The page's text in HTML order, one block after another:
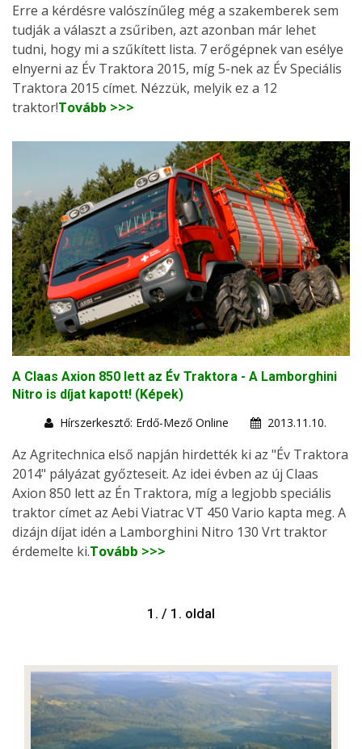
Erre a kérdésre valószínűleg még a szakemberek sem
tudják a választ a zsűriben, azt azonban már lehet
tudni, hogy mi a szűkített lista. 7 erőgépnek van esélye
elnyerni az Év Traktora 2015, míg 5-nek az Év Speciális
Traktora 2015 címet. Nézzük, melyik ez a 12
traktor!Tovább >>>
A Claas Axion 850 lett az Év Traktora - A Lamborghini
Nitro is díjat kapott! (Képek)
Hírszerkesztő: Erdő-Mező Online
2013.11.10.
Az Agritechnica első napján hirdették ki az "Év Traktora
2014" pályázat győzteseit. Az idei évben az új Claas
Axion 850 lett az Én Traktora, míg a legjobb speciális
traktor címet az Aebi Viatrac VT 450 Vario kapta meg. A
dizájn díjat idén a Lamborghini Nitro 130 Vrt traktor
érdemelte ki.Tovább >>>
1. / 1. oldal